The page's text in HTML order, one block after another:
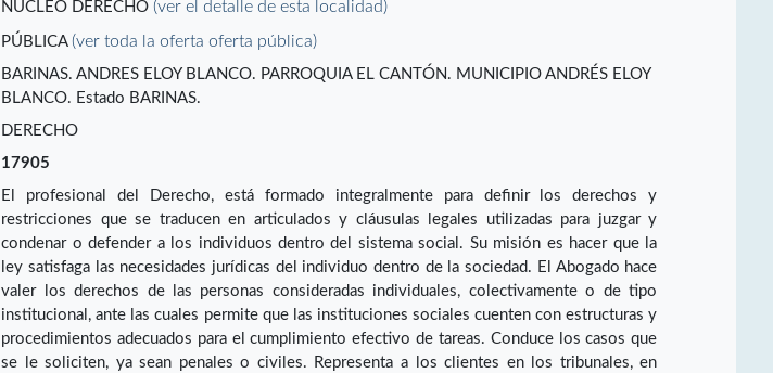
NÚCLEO DERECHO(ver el detalle de esta localidad)
PÚBLICA(ver toda la oferta oferta pública)
BARINAS. ANDRES ELOY BLANCO. PARROQUIA EL CANTÓN. MUNICIPIO ANDRÉS ELOY
BLANCO. Estado BARINAS.
DERECHO
17905
El profesional del Derecho, está formado integralmente para definir los derechos y
restricciones que se traducen en articulados y cláusulas legales utilizadas para juzgar y
condenar o defender a los individuos dentro del sistema social. Su misión es hacer que la
ley satisfaga las necesidades jurídicas del individuo dentro de la sociedad. El Abogado hace
valer los derechos de las personas consideradas individuales, colectivamente o de tipo
institucional, ante las cuales permite que las instituciones sociales cuenten con estructuras y
procedimientos adecuados para el cumplimiento efectivo de tareas. Conduce los casos que
se le soliciten, ya sean penales o civiles. Representa a los clientes en los tribunales, en